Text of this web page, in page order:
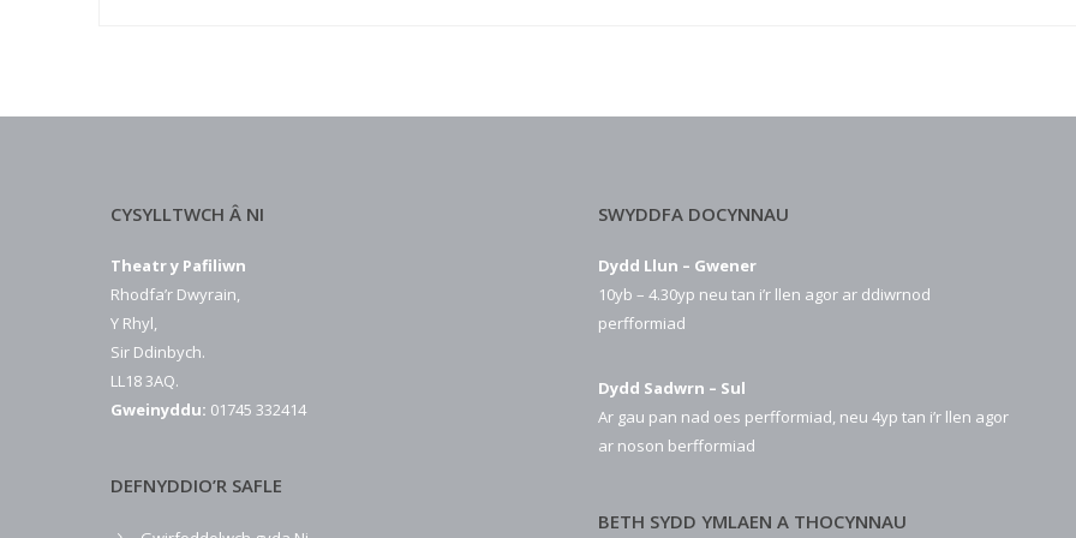
CYSYLLTWCH Â NI
Theatr y Pafiliwn
Rhodfa’r Dwyrain,
Y Rhyl,
Sir Ddinbych.
LL18 3AQ.
Gweinyddu: 01745 332414
DEFNYDDIO’R SAFLE
SWYDDFA DOCYNNAU
Dydd Llun – Gwener
10yb – 4.30yp neu tan i’r llen agor ar ddiwrnod
perfformiad
Dydd Sadwrn – Sul
Ar gau pan nad oes perfformiad, neu 4yp tan i’r llen agor
ar noson berfformiad
BETH SYDD YMLAEN A THOCYNNAU